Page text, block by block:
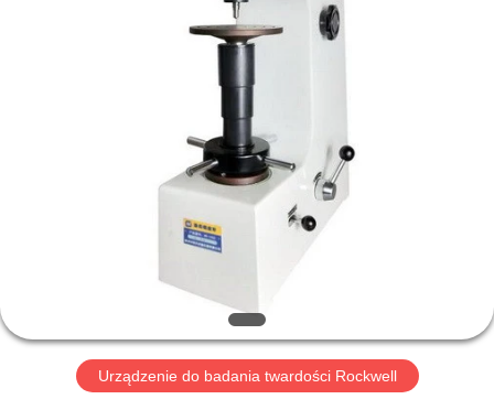
WYCIECZKA
KONTROLA
JAKOŚCIUrządzenie do badania twardości Rockwell